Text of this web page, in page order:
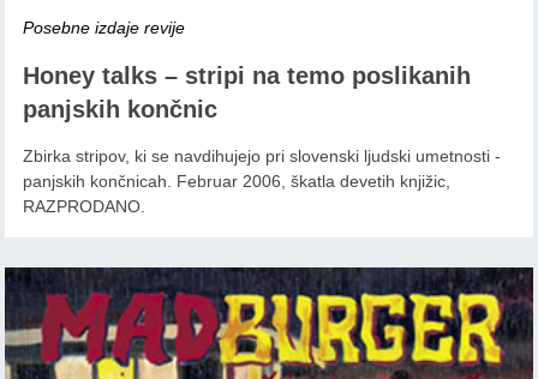
Posebne izdaje revije
Honey talks – stripi na temo poslikanih
panjskih končnic
Zbirka stripov, ki se navdihujejo pri slovenski ljudski umetnosti -
panjskih končnicah. Februar 2006, škatla devetih knjižic,
RAZPRODANO.